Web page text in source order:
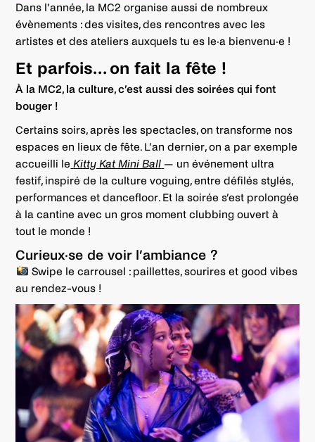
Dans l’année, la MC2 organise aussi de nombreux
évènements : des visites, des rencontres avec les
artistes et des ateliers auxquels tu es le·a bienvenu·e !
Et parfois… on fait la fête !
À la MC2, la culture, c’est aussi des soirées qui font
bouger !
Certains soirs, après les spectacles, on transforme nos
espaces en lieux de fête. L’an dernier, on a par exemple
accueilli le Kitty Kat Mini Ball — un événement ultra
festif, inspiré de la culture voguing, entre défilés stylés,
performances et dancefloor. Et la soirée s’est prolongée
à la cantine avec un gros moment clubbing ouvert à
tout le monde !
Curieux·se de voir l’ambiance ?
Swipe le carrousel : paillettes, sourires et good vibes
au rendez-vous !